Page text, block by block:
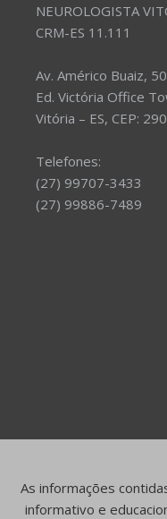
NEUROLOGISTA
CRM-ES 11.111
Av. Américo Buaiz,
Ed. Victória Office
Vitória – ES, CEP:
Telefones:
(27) 99707-3433
(27) 99886-7489
As informações
informativo e